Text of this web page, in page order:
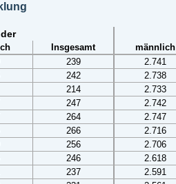
Insgesamt männlich
239 2.741
242 2.738
214 2.733
247 2.742
264 2.747
266 2.716
256 2.706
246 2.618
237 2.591